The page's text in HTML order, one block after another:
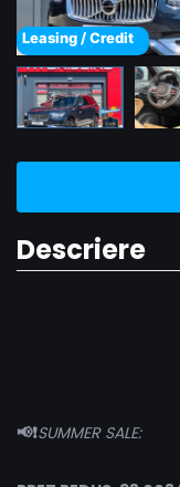
Leasing / Credit
Descriere
📢❗️SUMMER SALE: